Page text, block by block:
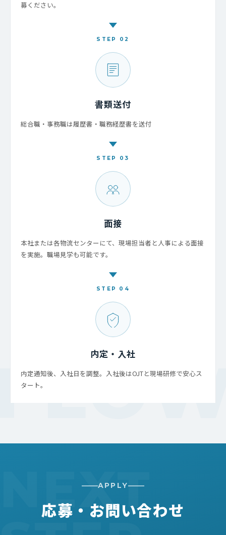
募ください。
STEP 02
書類送付
総合職・事務職は履歴書・職務経歴書を送付
STEP 03
面接
本社または各物流センターにて、現場担当者と人事による面接
を実施。職場見学も可能です。
STEP 04
内定・入社
内定通知後、入社日を調整。入社後はOJTと現場研修で安心ス
タート。
APPLY
応募・お問い合わせ